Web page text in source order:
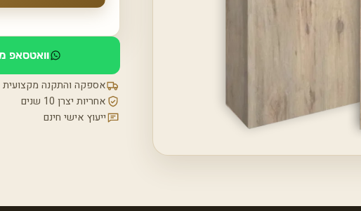
וואטסאפ
אספקה והתקנה מקצועית
אחריות יצרן 10 שנים
ייעוץ אישי חינם